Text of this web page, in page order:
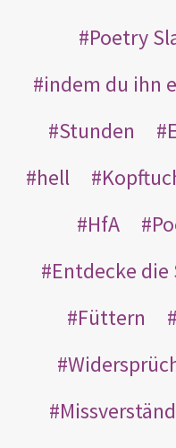
Poetry
indem du ihn
Stunden
hell
HfA
Entdecke
Füttern